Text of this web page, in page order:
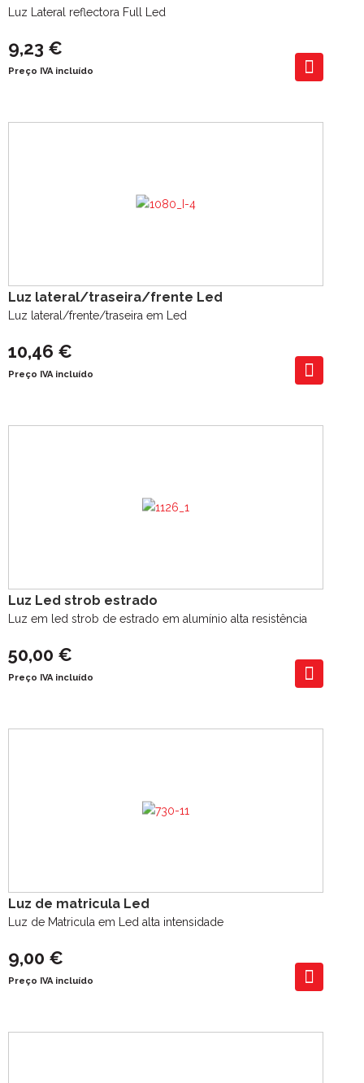
Luz Lateral reflectora Full Led
9,23 €
Preço IVA incluído
Luz lateral/traseira/frente Led
Luz lateral/frente/traseira em Led
10,46 €
Preço IVA incluído
Luz Led strob estrado
Luz em led strob de estrado em alumínio alta resistência
50,00 €
Preço IVA incluído
Luz de matricula Led
Luz de Matricula em Led alta intensidade
9,00 €
Preço IVA incluído